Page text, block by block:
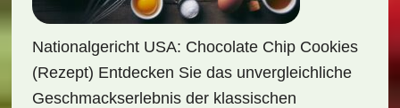
Nationalgericht USA: Chocolate Chip Cookies
(Rezept) Entdecken Sie das unvergleichliche
Geschmackserlebnis der klassischen